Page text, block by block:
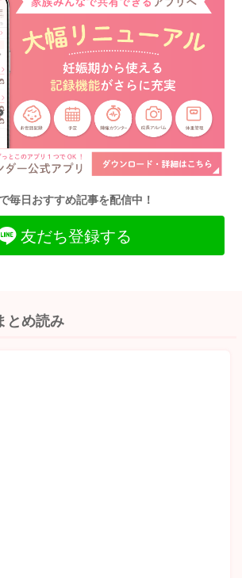
毎日おすすめ記事を配信中！
友だち登録する
とめ読み